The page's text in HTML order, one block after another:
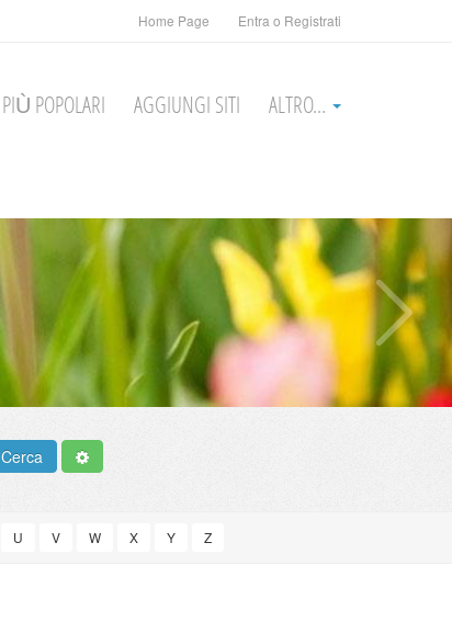
Home Page Entra o Registrati
PIÙ POPOLARI AGGIUNGI SITI ALTRO...
Cerca
U V W X Y Z